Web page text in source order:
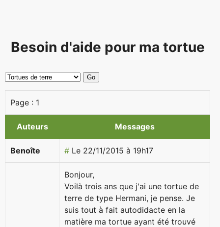
Besoin d'aide pour ma tortue
Page : 1
Auteurs Messages
Benoîte # Le 22/11/2015 à 19h17
Bonjour,
Voilà trois ans que j'ai une tortue de
terre de type Hermani, je pense. Je
suis tout à fait autodidacte en la
matière ma tortue ayant été trouvé